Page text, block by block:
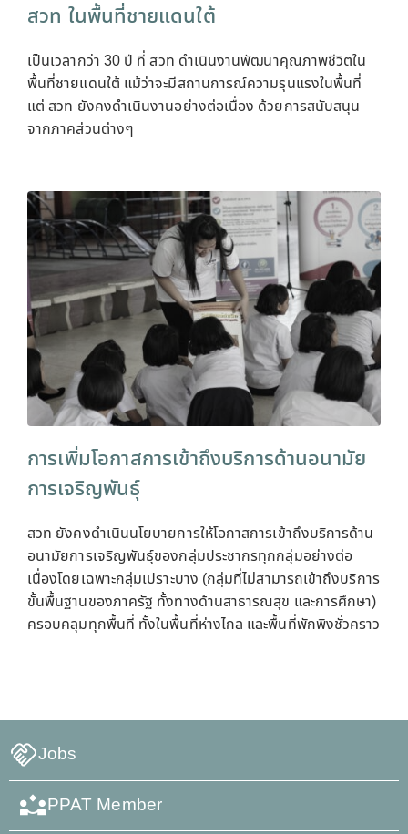
สวท ในพื้นที่ชายแดนใต้
เป็นเวลากว่า 30 ปี ที่ สวท ดำเนินงานพัฒนาคุณภาพชีวิตใน
พื้นที่ชายแดนใต้ แม้ว่าจะมีสถานการณ์ความรุนแรงในพื้นที่
แต่ สวท ยังคงดำเนินงานอย่างต่อเนื่อง ด้วยการสนับสนุน
จากภาคส่วนต่างๆ
การเพิ่มโอกาสการเข้าถึงบริการด้านอนามัย
การเจริญพันธุ์
สวท ยังคงดำเนินนโยบายการให้โอกาสการเข้าถึงบริการด้าน
อนามัยการเจริญพันธุ์ของกลุ่มประชากรทุกกลุ่มอย่างต่อ
เนื่องโดยเฉพาะกลุ่มเปราะบาง (กลุ่มที่ไม่สามารถเข้าถึงบริการ
ขั้นพื้นฐานของภาครัฐ ทั้งทางด้านสาธารณสุข และการศึกษา)
ครอบคลุมทุกพื้นที่ ทั้งในพื้นที่ห่างไกล และพื้นที่พักพิงชั่วคราว
Jobs
PPAT Member